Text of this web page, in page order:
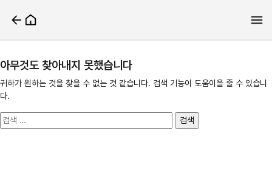
아무것도 찾아내지 못했습니다
귀하가 원하는 것을 찾을 수 없는 것 같습니다. 검색 기능이 도움이을 줄 수 있습니
다.
검
색: